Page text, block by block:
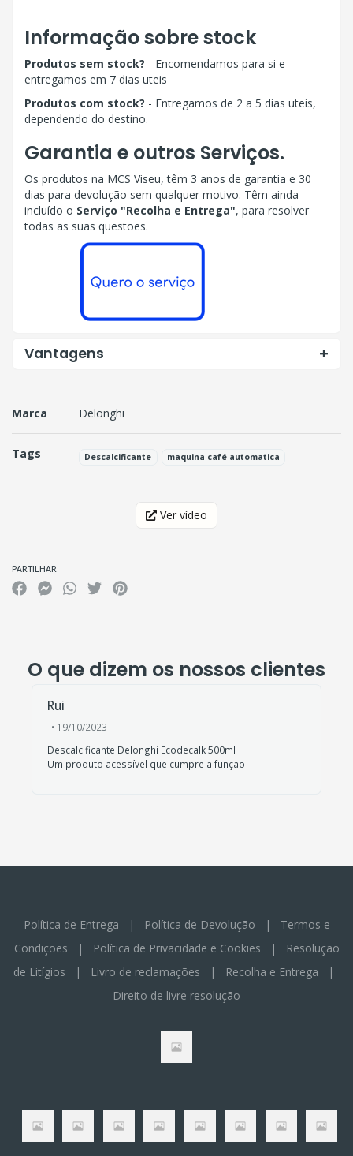
Informação sobre stock
Produtos sem stock? - Encomendamos para si e
entregamos em 7 dias uteis
Produtos com stock? - Entregamos de 2 a 5 dias uteis,
dependendo do destino.
Garantia e outros Serviços.
Os produtos na MCS Viseu, têm 3 anos de garantia e 30
dias para devolução sem qualquer motivo. Têm ainda
incluído o Serviço "Recolha e Entrega", para resolver
todas as suas questões.
Vantagens
Marca Delonghi
Tags Descalcificante maquina café automatica
Ver vídeo
PARTILHAR
O que dizem os nossos clientes
Rui
• 19/10/2023
Descalcificante Delonghi Ecodecalk 500ml
Um produto acessível que cumpre a função
Política de Entrega | Política de Devolução | Termos e
Condições | Política de Privacidade e Cookies |
Resolução
de Litígios | Livro de reclamações | Recolha e Entrega |
Direito de livre resolução